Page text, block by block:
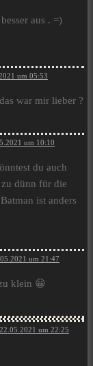
aus . =)
um 05:53
war mir lieber ?
um 10:10
du auch
dünn für die
ist anders
um 21:47
klein 😀
22.05.2021 um 22:25